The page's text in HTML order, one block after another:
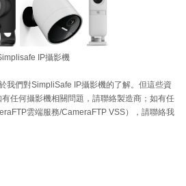
IP攝影機
我們對SimpliSafe IP攝影機的了解。但這些資
任何攝影機相關問題，請聯絡製造商；如有任
雲端服務/CameraFTP VSS），請聯絡我